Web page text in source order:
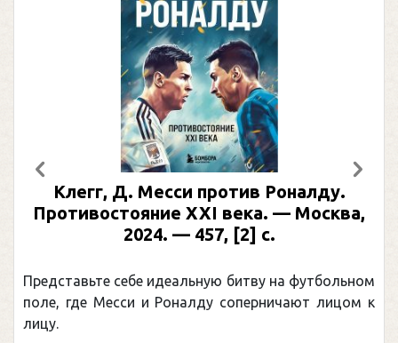
Клегг, Д. Месси против Роналду.
Противостояние XXI века. — Москва,
2024. — 457, [2] с.
Представьте себе идеальную битву на футбольном
поле, где Месси и Роналду соперничают лицом к
лицу.
Предыдущий